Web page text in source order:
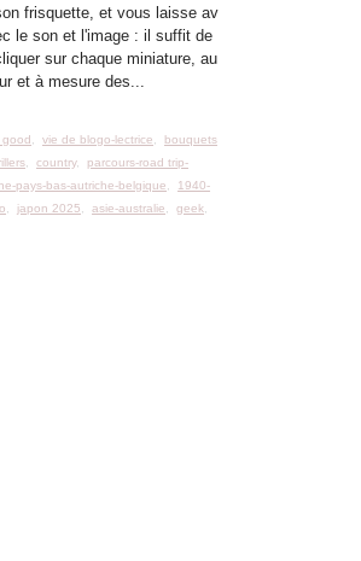
frisquette, et vous laisse av
le son et l'image : il suffit de
sur chaque miniature, au
et à mesure des...
good ,vie de blogo-lectrice
bouquets
,country, parcours-road trip-
pays-bas-autriche-belgique
1940-
japon 2025 ,asie-australie ,geek